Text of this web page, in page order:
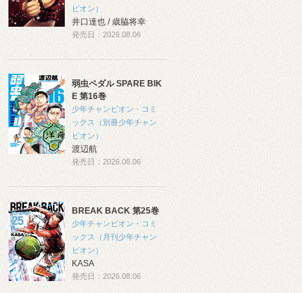
ピオン）
井口達也 / 歳脇将幸
発売日：2026.08.06
弱虫ペダル SPARE BIK
E 第16巻
少年チャンピオン・コミ
ックス（別冊少年チャン
ピオン）
渡辺航
発売日：2026.08.06
BREAK BACK 第25巻
少年チャンピオン・コミ
ックス（月刊少年チャン
ピオン）
KASA
発売日：2026.08.06